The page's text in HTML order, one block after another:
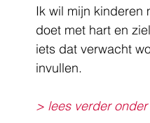
Ik wil mijn kinderen
doet met hart en
iets dat verwacht
invullen.
> lees verder